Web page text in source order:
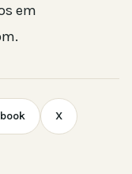
em
X